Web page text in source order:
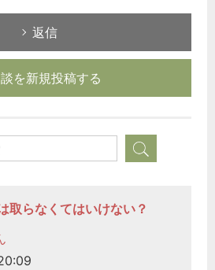
返信
を新規投稿する
取らなくてはいけない？